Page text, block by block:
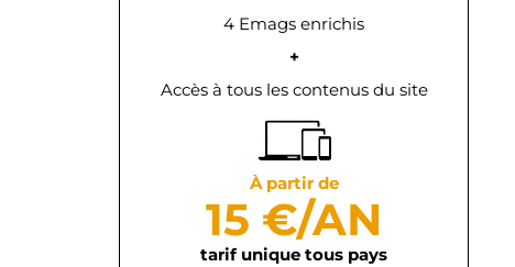
4 Emags enrichis
+
Accès à tous les contenus du site
À partir de
15 €/AN
tarif unique tous pays